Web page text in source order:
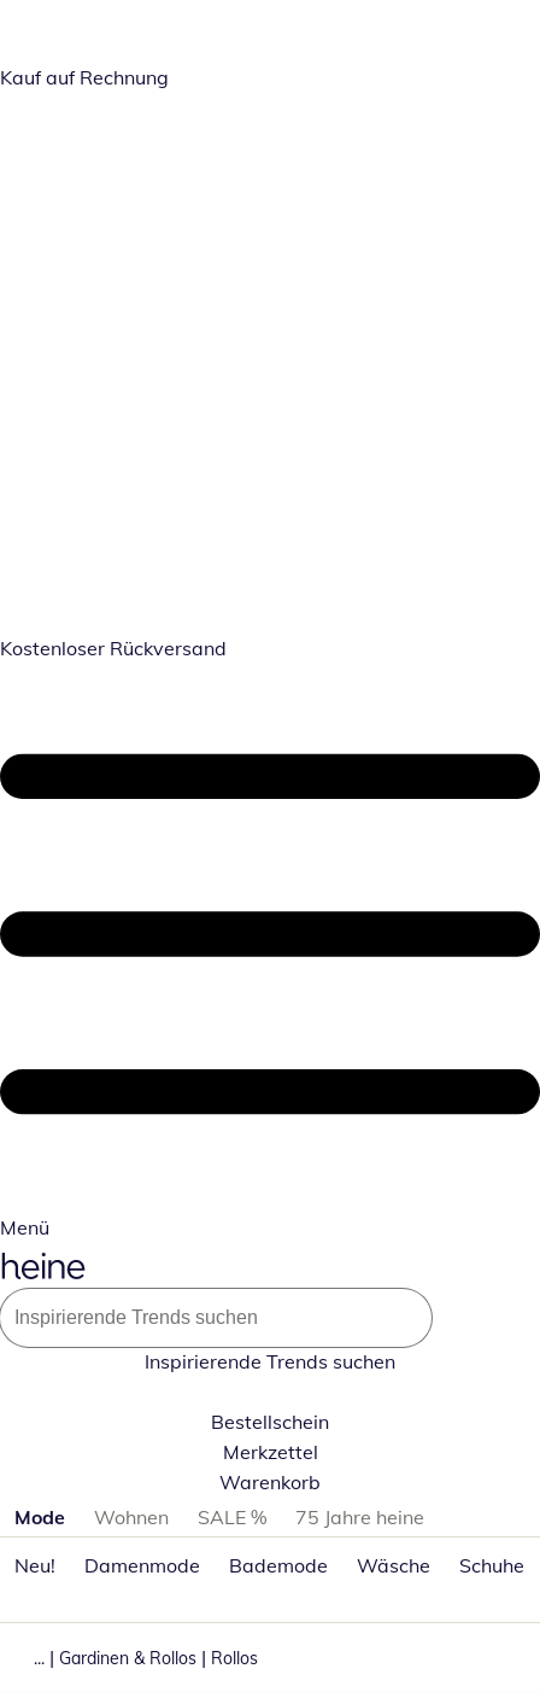
Kauf auf Rechnung
Kostenloser Rückversand
Menü
Inspirierende Trends suchen
Bestellschein
Merkzettel
Warenkorb
Produktkategorien überspringen
Mode Wohnen SALE %
75 Jahre heine
Neu!
Damenmode Bademode Wäsche Schuhe
... | Gardinen & Rollos | Rollos